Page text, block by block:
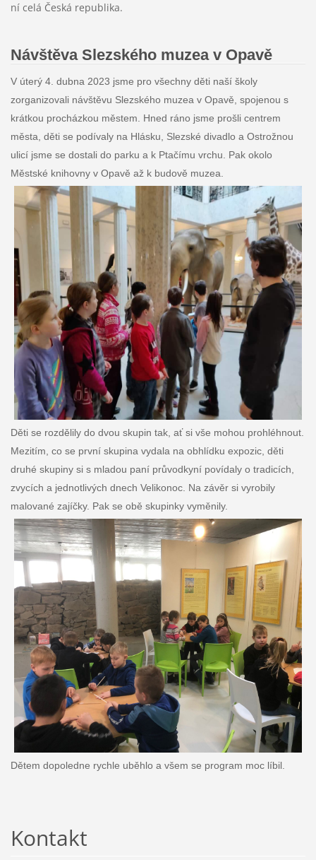
ní celá Česká republika.
Návštěva Slezského muzea v Opavě
V úterý 4. dubna 2023 jsme pro všechny děti naší školy
zorganizovali návštěvu Slezského muzea v Opavě, spojenou s
krátkou procházkou městem. Hned ráno jsme prošli centrem
města, děti se podívaly na Hlásku, Slezské divadlo a Ostrožnou
ulicí jsme se dostali do parku a k Ptačímu vrchu. Pak okolo
Městské knihovny v Opavě až k budově muzea.
Děti se rozdělily do dvou skupin tak, ať si vše mohou prohléhnout.
Mezitím, co se první skupina vydala na obhlídku expozic, děti
druhé skupiny si s mladou paní průvodkyní povídaly o tradicích,
zvycích a jednotlivých dnech Velikonoc. Na závěr si vyrobily
malované zajíčky. Pak se obě skupinky vyměnily.
Dětem dopoledne rychle uběhlo a všem se program moc líbil.
Kontakt